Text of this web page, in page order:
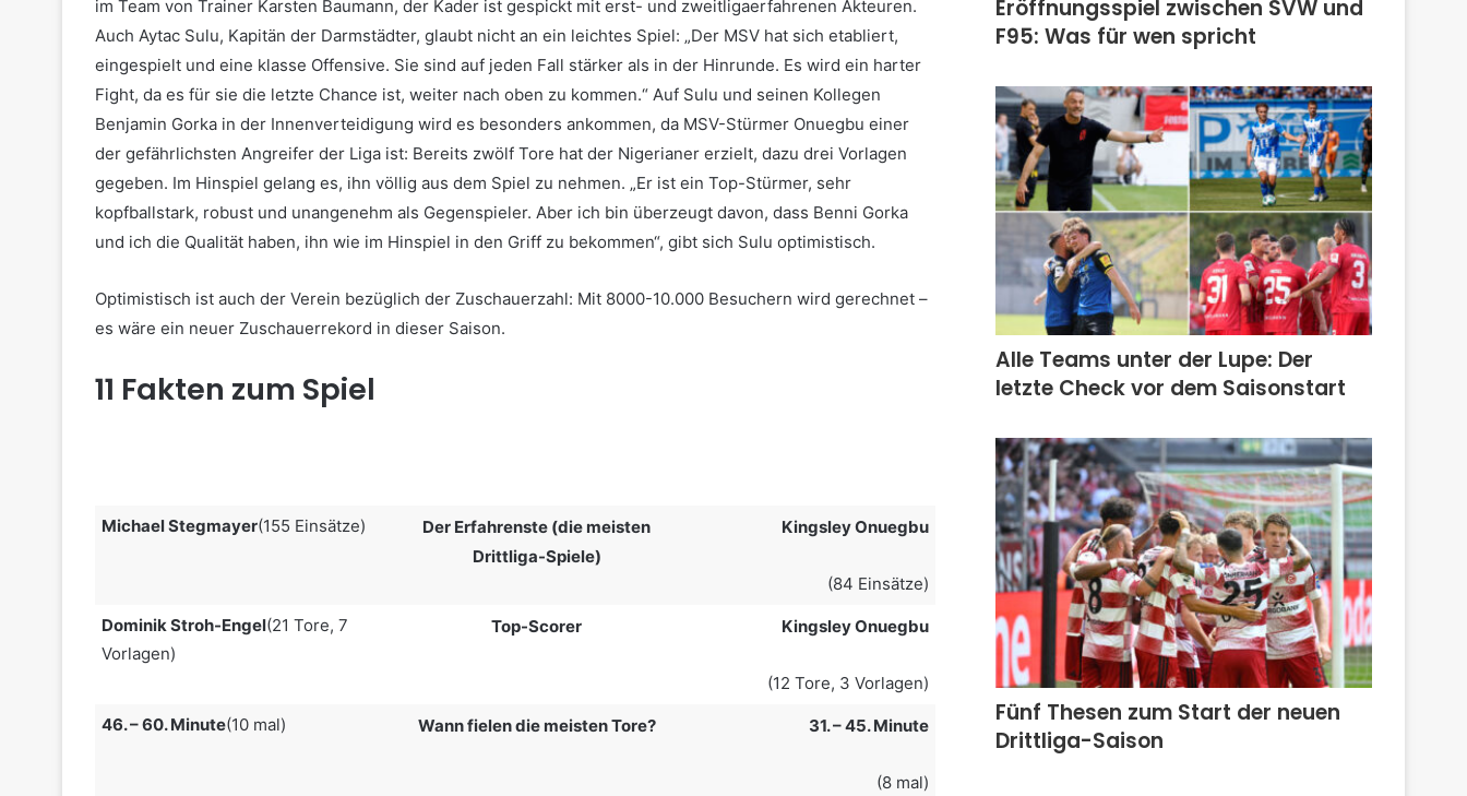
im Team von Trainer Karsten Baumann, der Kader ist gespickt mit erst- und zweitligaerfahrenen Akteuren.
Auch Aytac Sulu, Kapitän der Darmstädter, glaubt nicht an ein leichtes Spiel: „Der MSV hat sich etabliert,
eingespielt und eine klasse Offensive. Sie sind auf jeden Fall stärker als in der Hinrunde. Es wird ein harter
Fight, da es für sie die letzte Chance ist, weiter nach oben zu kommen.“ Auf Sulu und seinen Kollegen
Benjamin Gorka in der Innenverteidigung wird es besonders ankommen, da MSV-Stürmer Onuegbu einer
der gefährlichsten Angreifer der Liga ist: Bereits zwölf Tore hat der Nigerianer erzielt, dazu drei Vorlagen
gegeben. Im Hinspiel gelang es, ihn völlig aus dem Spiel zu nehmen. „Er ist ein Top-Stürmer, sehr
kopfballstark, robust und unangenehm als Gegenspieler. Aber ich bin überzeugt davon, dass Benni Gorka
und ich die Qualität haben, ihn wie im Hinspiel in den Griff zu bekommen“, gibt sich Sulu optimistisch.
Optimistisch ist auch der Verein bezüglich der Zuschauerzahl: Mit 8000-10.000 Besuchern wird gerechnet –
es wäre ein neuer Zuschauerrekord in dieser Saison.
11 Fakten zum Spiel
Michael Stegmayer(155 Einsätze)
Der Erfahrenste (die meisten
Drittliga-Spiele)
Kingsley Onuegbu
(84 Einsätze)
Dominik Stroh-Engel(21 Tore, 7
Vorlagen)
Top-Scorer Kingsley Onuegbu
(12 Tore, 3 Vorlagen)
46. – 60. Minute(10 mal) Wann fielen die meisten Tore? 31. – 45. Minute
(8 mal)
Eröffnungsspiel zwischen SVW und
F95: Was für wen spricht
Alle Teams unter der Lupe: Der
letzte Check vor dem Saisonstart
Fünf Thesen zum Start der neuen
Drittliga-Saison